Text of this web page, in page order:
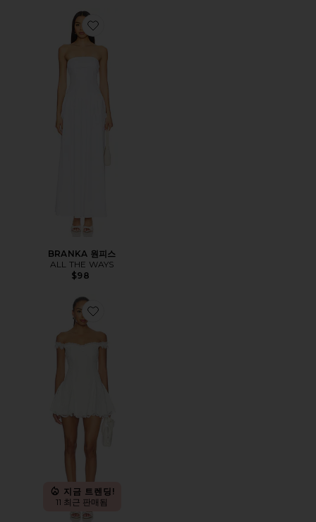
Favorite BRANKA 원피스
BRANKA 원피스
ALL THE WAYS
$98
Favorite DAPHNE 원피스
지금 트렌딩!
11 최근 판매됨